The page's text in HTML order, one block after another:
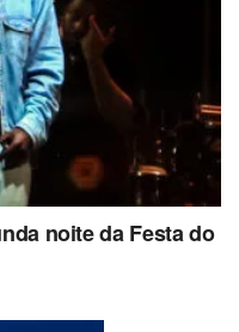
noite da Festa do